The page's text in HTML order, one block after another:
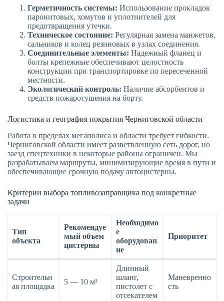
Герметичность системы: Использование прокладок
паронитовых, хомутов и уплотнителей для
предотвращения утечки.
Техническое состояние: Регулярная замена манжетов,
сальников и колец резиновых в узлах соединения.
Соединительные элементы: Надежный фланец и
болты крепежные обеспечивают целостность
конструкции при транспортировке по пересеченной
местности.
Экологический контроль: Наличие абсорбентов и
средств пожаротушения на борту.
Логистика и география покрытия Черниговской области
Работа в пределах мегаполиса и области требует гибкости.
Черниговской области имеет разветвленную сеть дорог, но
заезд спецтехники в некоторые районы ограничен. Мы
разрабатываем маршруты, минимизирующие время в пути и
обеспечивающие срочную подачу автоцистерны.
Критерии выбора топливозаправщика под конкретные
задачи
Тип
объекта
Рекомендуе
мый объем
цистерны
Необходимо
е
оборудован
ие
Приоритет
Строительн
ая площадка
5 — 10 м³
Длинный
шланг,
пистолет с
отсекателем
Маневренно
сть